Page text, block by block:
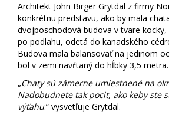
Architekt John Birger Grytdal z firmy
konkrétnu predstavu, ako by mala
dvojposchodová budova v tvare
po podlahu, odetá do kanadského
Budova mala balansovať na jedinom
bol v zemi navŕtaný do hĺbky 3,5 metra.
„Chaty sú zámerne umiestnené na
Nadobudnete tak pocit, ako keby ste
výťahu.“ vysvetľuje Grytdal.